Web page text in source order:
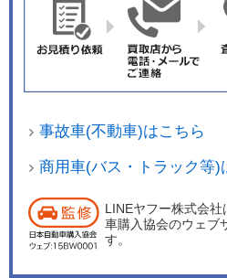
事故車(不動車)はこちら
商用車(バス・トラック等)
LINEヤフー株式会
車購入協会のウェブ
す。